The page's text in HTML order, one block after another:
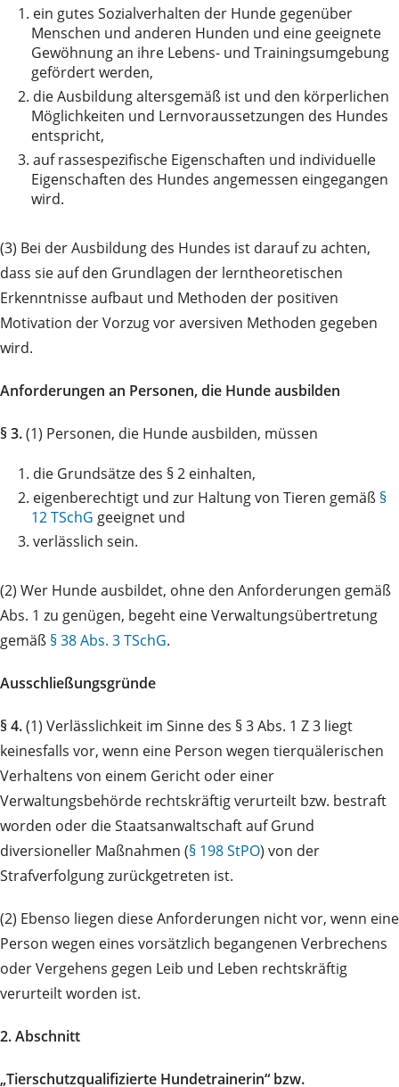
1. ein gutes Sozialverhalten der Hunde gegenüber
Menschen und anderen Hunden und eine geeignete
Gewöhnung an ihre Lebens- und Trainingsumgebung
gefördert werden,
2. die Ausbildung altersgemäß ist und den körperlichen
Möglichkeiten und Lernvoraussetzungen des Hundes
entspricht,
3. auf rassespezifische Eigenschaften und individuelle
Eigenschaften des Hundes angemessen eingegangen
wird.
(3) Bei der Ausbildung des Hundes ist darauf zu achten,
dass sie auf den Grundlagen der lerntheoretischen
Erkenntnisse aufbaut und Methoden der positiven
Motivation der Vorzug vor aversiven Methoden gegeben
wird.
Anforderungen an Personen, die Hunde ausbilden
§ 3.(1) Personen, die Hunde ausbilden, müssen
1. die Grundsätze des § 2 einhalten,
2. eigenberechtigt und zur Haltung von Tieren gemäß §
12 TSchG geeignet und
3. verlässlich sein.
(2) Wer Hunde ausbildet, ohne den Anforderungen gemäß
Abs. 1 zu genügen, begeht eine Verwaltungsübertretung
gemäß § 38 Abs. 3 TSchG.
Ausschließungsgründe
§ 4.(1) Verlässlichkeit im Sinne des § 3 Abs. 1 Z 3 liegt
keinesfalls vor, wenn eine Person wegen tierquälerischen
Verhaltens von einem Gericht oder einer
Verwaltungsbehörde rechtskräftig verurteilt bzw. bestraft
worden oder die Staatsanwaltschaft auf Grund
diversioneller Maßnahmen (§ 198 StPO) von der
Strafverfolgung zurückgetreten ist.
(2) Ebenso liegen diese Anforderungen nicht vor, wenn eine
Person wegen eines vorsätzlich begangenen Verbrechens
oder Vergehens gegen Leib und Leben rechtskräftig
verurteilt worden ist.
2. Abschnitt
„Tierschutzqualifizierte Hundetrainerin“ bzw.